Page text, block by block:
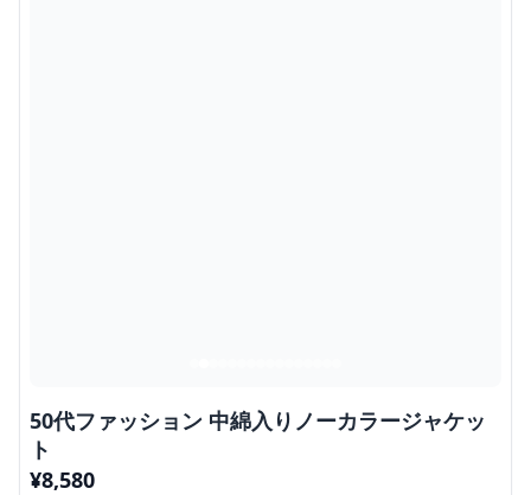
50代ファッション 中綿入りノーカラージャケッ
ト
¥8,580